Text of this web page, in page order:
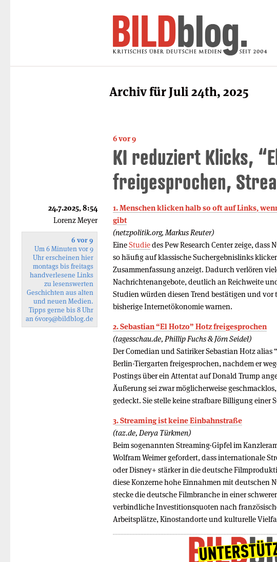
Archiv für Juli 24th, 2025
6 vor 9
KI reduziert Klicks,
freigesprochen,
1. Menschen klicken halb so oft auf Links,
gibt
(netzpolitik.org, Markus Reuter)
EineStudiedes Pew Research Center zeige,
so häufig auf klassische Suchergebnislinks
Zusammenfassung anzeigt. Dadurch verlören
Nachrichtenangebote, deutlich an Reichweite
Studien würden diesen Trend bestätigen und
bisherige Internetökonomie warnen.
2. Sebastian “El Hotzo” Hotz freigesprochen
(tagesschau.de, Phillip Fuchs & Jörn Seidel)
Der Comedian und Satiriker Sebastian Hotz alias
Berlin-Tiergarten freigesprochen, nachdem er
Postings über ein Attentat auf Donald Trump
Äußerung sei zwar möglicherweise
gedeckt. Sie stelle keine strafbare Billigung einer
3. Streaming ist keine Einbahnstraße
(taz.de, Derya Türkmen)
Beim sogenannten Streaming-Gipfel im
Wolfram Weimer gefordert, dass internationale
oder Disney+ stärker in die deutsche
diese Konzerne hohe Einnahmen mit deutschen
stecke die deutsche Filmbranche in einer
verbindliche Investitionsquoten nach
Arbeitsplätze, Kinostandorte und kulturelle
24.7.2025, 8:54
Lorenz Meyer
6 vor 9
Um 6 Minuten vor 9
Uhr erscheinen hier
montags bis freitags
handverlesene Links
zu lesenswerten
Geschichten aus alten
und neuen Medien.
Tipps gerne bis 8 Uhr
an6vor9@bildblog.de